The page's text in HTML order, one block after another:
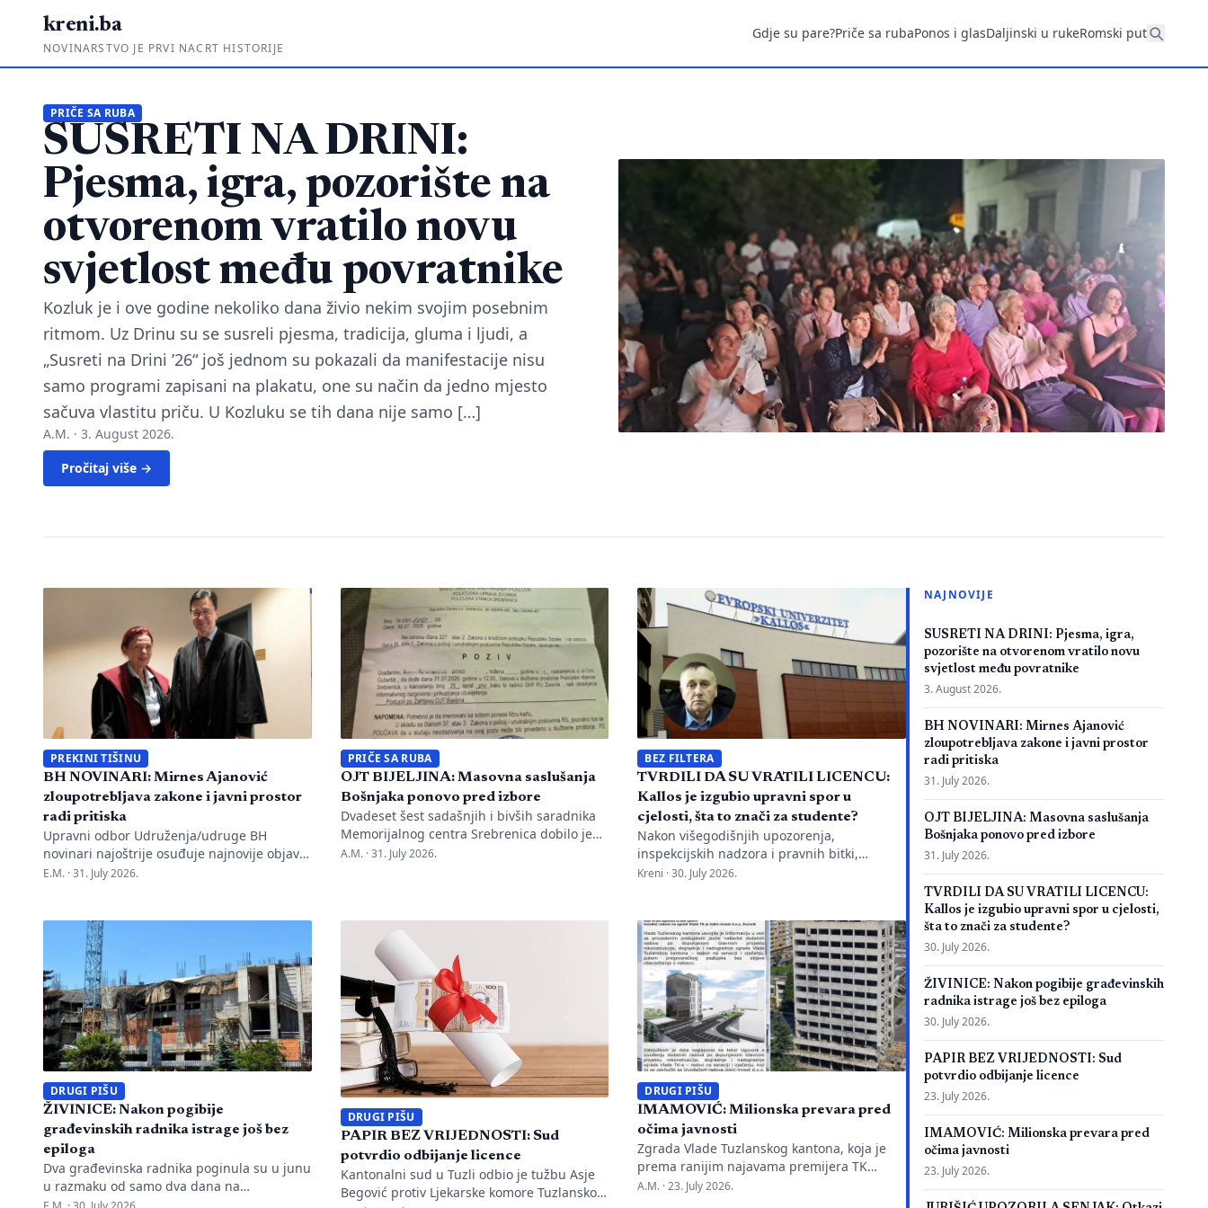
kreni.ba
NOVINARSTVO JE PRVI NACRT HISTORIJE
Gdje su pare?Priče sa rubaPonos i glasDaljinski u rukeRomski put
PRIČE SA RUBA
SUSRETI NA DRINI:
Pjesma, igra, pozorište na
otvorenom vratilo novu
svjetlost među povratnike
Kozluk je i ove godine nekoliko dana živio nekim svojim posebnim
ritmom. Uz Drinu su se susreli pjesma, tradicija, gluma i ljudi, a
„Susreti na Drini ’26“ još jednom su pokazali da manifestacije nisu
samo programi zapisani na plakatu, one su način da jedno mjesto
sačuva vlastitu priču. U Kozluku se tih dana nije samo […]
A.M. · 3. August 2026.
Pročitaj više →
PREKINI TIŠINU
BH NOVINARI: Mirnes Ajanović
zloupotrebljava zakone i javni prostor
radi pritiska
Upravni odbor Udruženja/udruge BH
novinari najoštrije osuđuje najnovije objave
advokata i političara Mirenesa Ajanovića i
novinarku Anisu Mahmutović, dnevni list
Oslobođenje, predsjednika BH Novinara
Marka Divkovića i generalnu tajnicu Borku
Rudić. Nakon ranije podnesenih krivičnih
prijava i tužbi za klevetu protiv Anise
Mahmutović i odgovornih osoba […]
E.M. ·31. July 2026.
PRIČE SA RUBA
OJT BIJELJINA: Masovna saslušanja
Bošnjaka ponovo pred izbore
Dvadeset šest sadašnjih i bivših saradnika
Memorijalnog centra Srebrenica dobilo je
pozive na saslušanje u nadležnu policijsku
navodeći da su pozivi uslijedili svega dan
nakon predstavljanja godišnjeg Izvještaja o
negiranju genocida. Iz Memorijalnog centra
upozoravaju da se istovremeno pozivanje
[…]
A.M. ·31. July 2026.
BEZ FILTERA
TVRDILI DA SU VRATILI LICENCU:
Kallos je izgubio upravni spor u
cjelosti, šta to znači za studente?
Nakon višegodišnjih upozorenja,
inspekcijskih nadzora i pravnih bitki,
Kantonalni sud u Tuzli donio je
univerzitetu „Kallos“. Dok sud konstatuje
drastične manjkavosti u kadru, ključno
pitanje ostaje bez odgovora: kakva je
sudbina studenata koji su uložili godine i
novac u bezvrijedne indekse? Odlukom
Kantonalnog suda u […]
Kreni ·30. July 2026.
DRUGI PIŠU
ŽIVINICE: Nakon pogibije
građevinskih radnika istrage još bez
epiloga
Dva građevinska radnika poginula su u junu
u razmaku od samo dva dana na
gradilištima u Živinicama. Ni skoro dva
DRUGI PIŠU
PAPIR BEZ VRIJEDNOSTI: Sud
potvrdio odbijanje licence
Kantonalni sud u Tuzli odbio je tužbu Asje
Begović protiv Ljekarske komore Tuzlanskog
DRUGI PIŠU
IMAMOVIĆ: Milionska prevara pred
očima javnosti
Zgrada Vlade Tuzlanskog kantona, koja je
prema ranijim najavama premijera TK
Irfana Halilagića trebala biti završena
A.M. ·23. July 2026.
NAJNOVIJE
SUSRETI NA DRINI: Pjesma, igra,
pozorište na otvorenom vratilo novu
svjetlost među povratnike
3. August 2026.
BH NOVINARI: Mirnes Ajanović
zloupotrebljava zakone i javni prostor
radi pritiska
31. July 2026.
OJT BIJELJINA: Masovna saslušanja
Bošnjaka ponovo pred izbore
31. July 2026.
TVRDILI DA SU VRATILI LICENCU:
Kallos je izgubio upravni spor u cjelosti,
šta to znači za studente?
30. July 2026.
ŽIVINICE: Nakon pogibije građevinskih
radnika istrage još bez epiloga
30. July 2026.
PAPIR BEZ VRIJEDNOSTI: Sud
potvrdio odbijanje licence
23. July 2026.
IMAMOVIĆ: Milionska prevara pred
očima javnosti
23. July 2026.